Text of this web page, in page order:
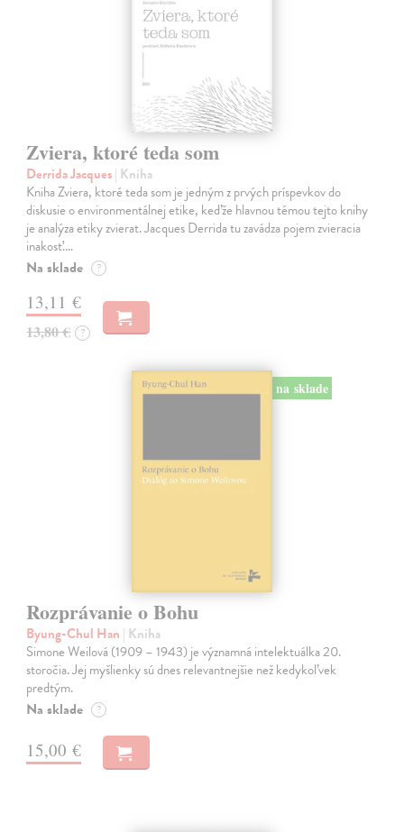
Zviera, ktoré teda som
Derrida Jacques| Kniha
Kniha Zviera, ktoré teda som je jedným z prvých príspevkov do
diskusie o environmentálnej etike, keďže hlavnou témou tejto knihy
je analýza etiky zvierat. Jacques Derrida tu zavádza pojem zvieracia
inakosť.…
Na sklade ?
13,11 €
13,80 € ?
na sklade
Rozprávanie o Bohu
Byung-Chul Han | Kniha
Simone Weilová (1909 – 1943) je významná intelektuálka 20.
storočia. Jej myšlienky sú dnes relevantnejšie než kedykoľvek
predtým.
Na sklade ?
15,00 €